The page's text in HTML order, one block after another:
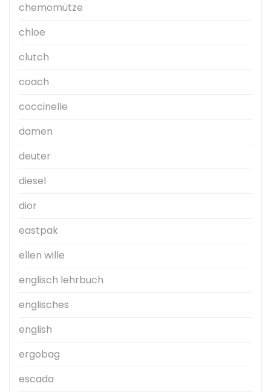
chemomütze
chloe
clutch
coach
coccinelle
damen
deuter
diesel
dior
eastpak
ellen wille
englisch lehrbuch
englisches
english
ergobag
escada